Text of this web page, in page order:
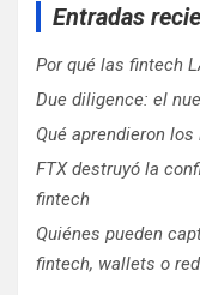
Entradas
Por qué las fintech
Due diligence: el
Qué aprendieron
FTX destruyó la
fintech
Quiénes pueden
fintech, wallets o